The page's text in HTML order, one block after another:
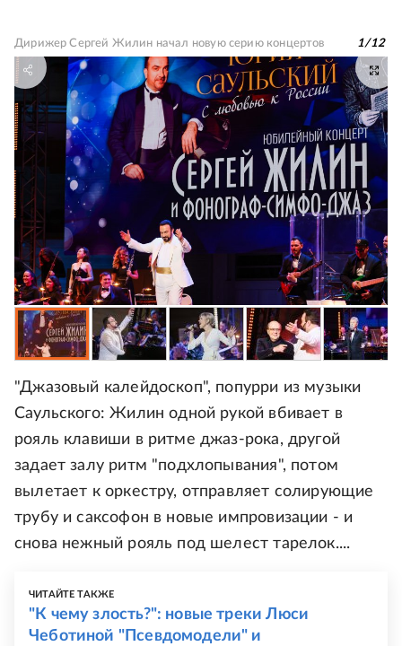
Дирижер Сергей Жилин начал новую серию концертов 1/12
"Джазовый калейдоскоп", попурри из музыки
Саульского: Жилин одной рукой вбивает в
рояль клавиши в ритме джаз-рока, другой
задает залу ритм "подхлопывания", потом
вылетает к оркестру, отправляет солирующие
трубу и саксофон в новые импровизации - и
снова нежный рояль под шелест тарелок....
ЧИТАЙТЕ ТАКЖЕ
"К чему злость?": новые треки Люси
Чеботиной "Псевдомодели" и